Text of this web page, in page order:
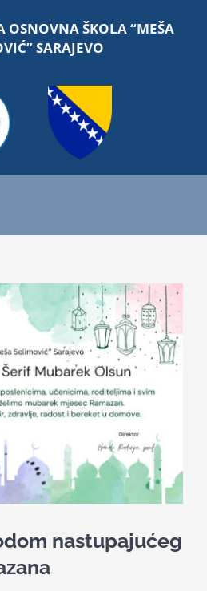
OSNOVNA ŠKOLA “MEŠA
SARAJEVO
O školi
Nastava
Učenici
vijesti
roditelja
nastupajućeg